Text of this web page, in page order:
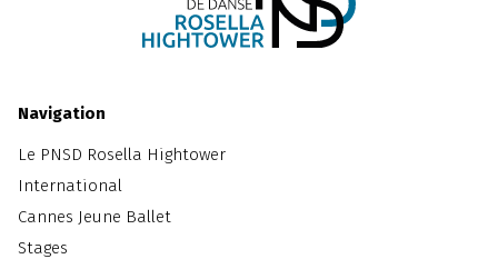
Navigation
Le PNSD Rosella Hightower
International
Cannes Jeune Ballet
Stages